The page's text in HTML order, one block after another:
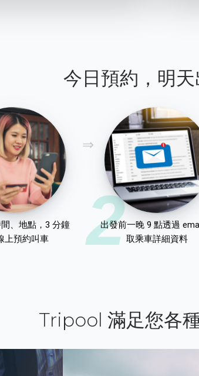
今日預約，明天
、地點，3 分鐘
上預約叫車
2
出發前一晚 9 點透過
取乘車詳細資料
Tripool 滿足您各